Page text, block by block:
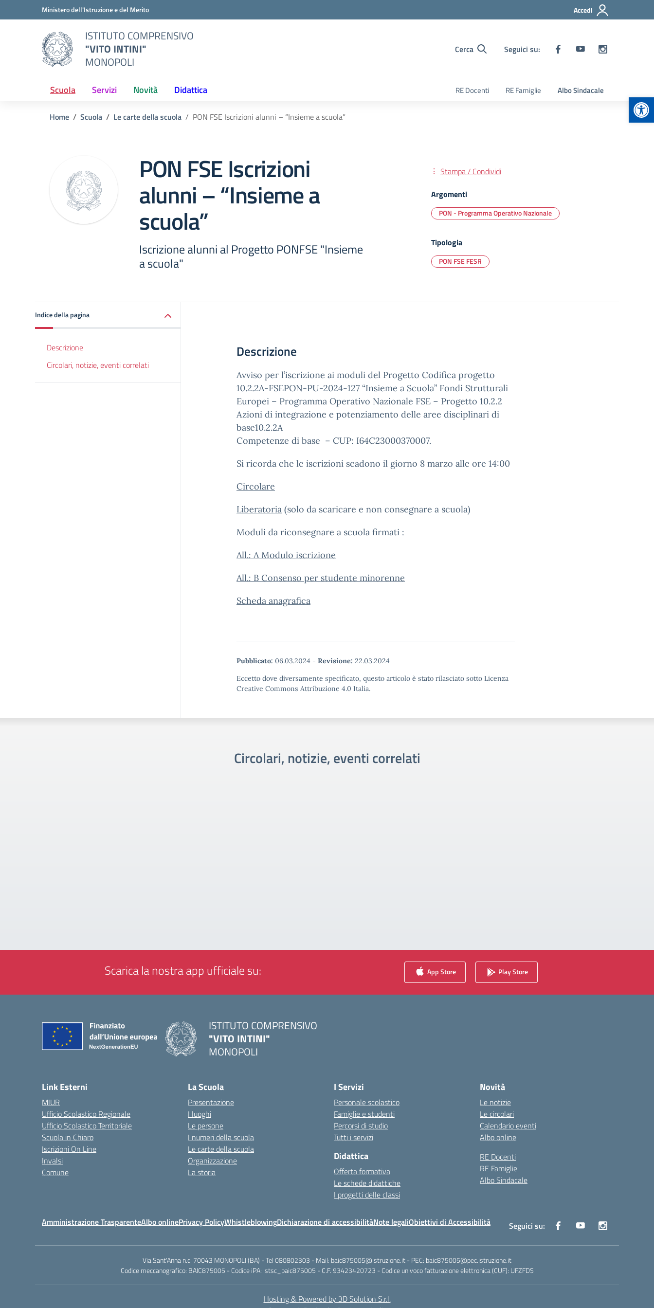
Vai ai contenuti
Vai al menu di navigazioneMinistero dell'Istruzione e del Merito Accedi
ISTITUTO COMPRENSIVO
"VITO INTINI"
MONOPOLI
Cerca Seguici su:
Scuola Servizi Novità Didattica RE Docenti RE Famiglie Albo Sindacale
Home Scuola Le carte della scuola PON FSE Iscrizioni alunni – “Insieme a scuola”
PON FSE Iscrizioni
alunni – “Insieme a
scuola”
Iscrizione alunni al Progetto PONFSE "Insieme
a scuola"
Stampa / Condividi
Argomenti
PON - Programma Operativo Nazionale
Tipologia
PON FSE FESR
Indice della pagina
Descrizione
Circolari, notizie, eventi correlati
Descrizione
Avviso per l’iscrizione ai moduli del Progetto Codifica progetto
10.2.2A-FSEPON-PU-2024-127 “Insieme a Scuola” Fondi Strutturali
Europei – Programma Operativo Nazionale FSE – Progetto 10.2.2
Azioni di integrazione e potenziamento delle aree disciplinari di
base10.2.2A
Competenze di base – CUP: I64C23000370007.
Si ricorda che le iscrizioni scadono il giorno 8 marzo alle ore 14:00
Circolare
Liberatoria (solo da scaricare e non consegnare a scuola)
Moduli da riconsegnare a scuola firmati :
All.: A Modulo iscrizione
All.: B Consenso per studente minorenne
Scheda anagrafica
Pubblicato: 06.03.2024 - Revisione: 22.03.2024
Eccetto dove diversamente specificato, questo articolo è stato rilasciato sotto Licenza
Creative Commons Attribuzione 4.0 Italia.
Circolari, notizie, eventi correlati
Scarica la nostra app ufficiale su: App Store Play Store
ISTITUTO COMPRENSIVO
"VITO INTINI"
MONOPOLI
Link Esterni
MIUR
Ufficio Scolastico Regionale
Ufficio Scolastico Territoriale
Scuola in Chiaro
Iscrizioni On Line
Invalsi
Comune
La Scuola
Presentazione
I luoghi
Le persone
I numeri della scuola
Le carte della scuola
Organizzazione
La storia
I Servizi
Personale scolastico
Famiglie e studenti
Percorsi di studio
Tutti i servizi
Didattica
Offerta formativa
Le schede didattiche
I progetti delle classi
Novità
Le notizie
Le circolari
Calendario eventi
Albo online
RE Docenti
RE Famiglie
Albo Sindacale
Amministrazione TrasparenteAlbo onlinePrivacy PolicyWhistleblowingDichiarazione di accessibilitàNote legaliObiettivi di Accessibilità Seguici su:
Via Sant'Anna n.c. 70043 MONOPOLI (BA) - Tel 080802303 - Mail: baic875005@istruzione.it - PEC: baic875005@pec.istruzione.it
Codice meccanografico: BAIC875005 - Codice iPA: istsc_baic875005 - C.F. 93423420723 - Codice univoco fatturazione elettronica (CUF): UFZFDS
Hosting & Powered by 3D Solution S.r.l.